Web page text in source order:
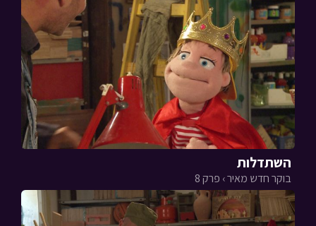
השתדלות
בוקר חדש מאיר › פרק 8